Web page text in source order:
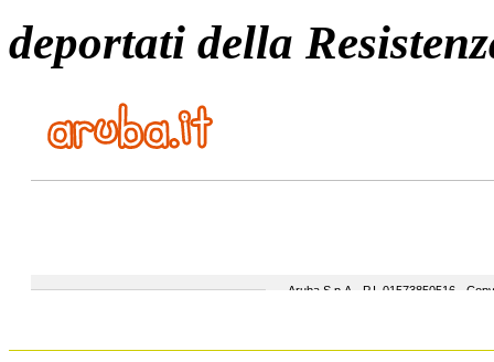
deportati della